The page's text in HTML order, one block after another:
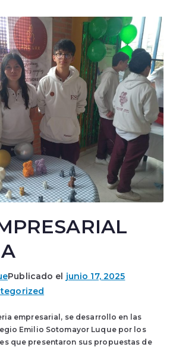
Publicado el junio 17, 2025
empresarial, se desarrollo en las
Emilio Sotomayor Luque por los
que presentaron sus propuestas de